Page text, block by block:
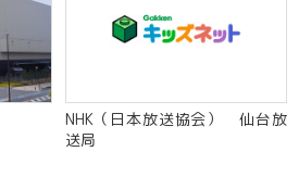
NHK（日本放送協会） 仙台放
送局